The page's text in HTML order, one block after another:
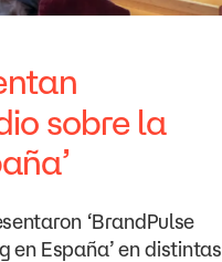
sobre la
‘BrandPulse
en España’ en distintas